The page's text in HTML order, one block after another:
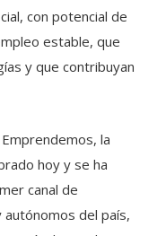
con potencial de
estable, que
y que contribuyan
la
hoy y se ha
canal de
del país,